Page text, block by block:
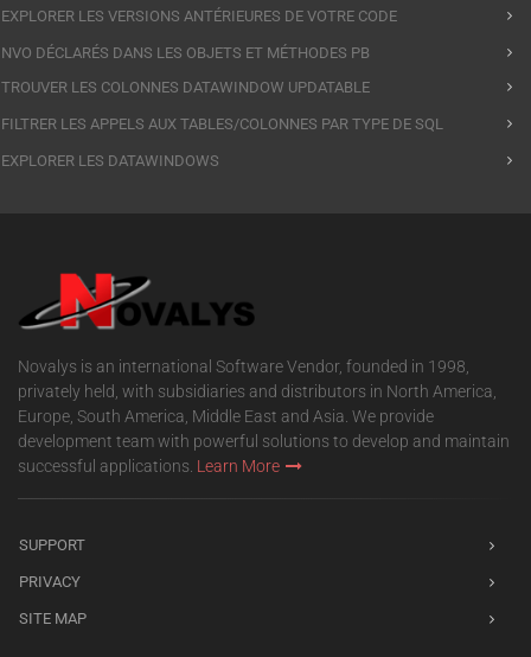
EXPLORER LES VERSIONS ANTÉRIEURES DE VOTRE CODE
NVO DÉCLARÉS DANS LES OBJETS ET MÉTHODES PB
TROUVER LES COLONNES DATAWINDOW UPDATABLE
FILTRER LES APPELS AUX TABLES/COLONNES PAR TYPE DE SQL
EXPLORER LES DATAWINDOWS
Novalys is an international Software Vendor, founded in 1998,
privately held, with subsidiaries and distributors in North America,
Europe, South America, Middle East and Asia. We provide
development team with powerful solutions to develop and maintain
successful applications. Learn More
SUPPORT
PRIVACY
SITE MAP